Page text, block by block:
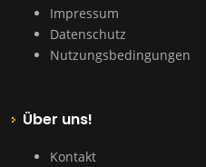
Impressum
Datenschutz
Nutzungsbedingungen
Über uns!
Kontakt